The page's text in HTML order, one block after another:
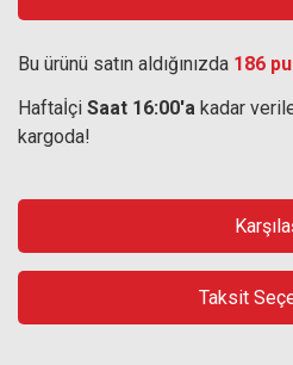
Bu ürünü satın aldığınızda 186
Haftaİçi Saat 16:00'a kadar
kargoda!
Taksit